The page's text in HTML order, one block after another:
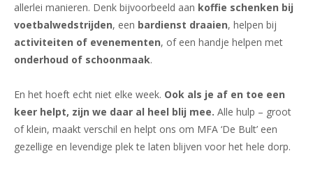
allerlei manieren. Denk bijvoorbeeld aan koffie schenken bij
voetbalwedstrijden, een bardienst draaien, helpen bij
activiteiten of evenementen, of een handje helpen met
onderhoud of schoonmaak.
En het hoeft echt niet elke week. Ook als je af en toe een
keer helpt, zijn we daar al heel blij mee. Alle hulp – groot
of klein, maakt verschil en helpt ons om MFA ‘De Bult’ een
gezellige en levendige plek te laten blijven voor het hele dorp.